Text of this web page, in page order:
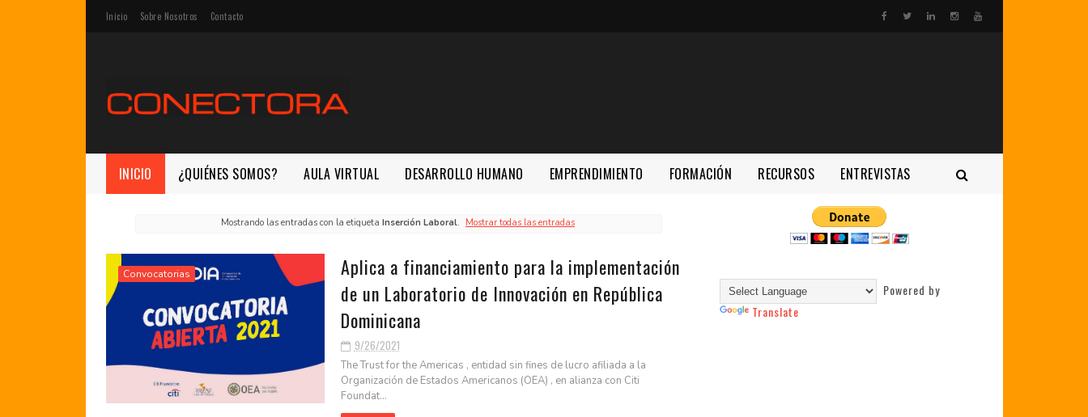
Inicio Sobre Nosotros Contacto
INICIO ¿QUIÉNES SOMOS? AULA VIRTUAL DESARROLLO HUMANO EMPRENDIMIENTO FORMACIÓN RECURSOS ENTREVISTAS
Mostrando las entradas con la etiqueta Inserción Laboral. Mostrar todas las entradas
Convocatorias
Aplica a financiamiento para la implementación
de un Laboratorio de Innovación en República
Dominicana
9/26/2021
The Trust for the Americas , entidad sin fines de lucro afiliada a la
Organización de Estados Americanos (OEA) , en alianza con Citi
Foundat...
Powered by
Translate